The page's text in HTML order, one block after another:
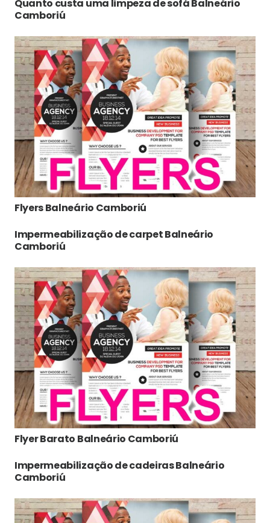
Quanto custa uma limpeza de sofá Balneário
Camboriú
Flyers Balneário Camboriú
Impermeabilização de carpet Balneário
Camboriú
Flyer Barato Balneário Camboriú
Impermeabilização de cadeiras Balneário
Camboriú